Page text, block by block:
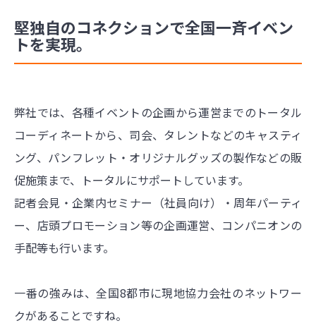
堅独自のコネクションで全国一斉イベン
トを実現。
弊社では、各種イベントの企画から運営までのトータル
コーディネートから、司会、タレントなどのキャスティ
ング、パンフレット・オリジナルグッズの製作などの販
促施策まで、トータルにサポートしています。
記者会見・企業内セミナー（社員向け）・周年パーティ
ー、店頭プロモーション等の企画運営、コンパニオンの
手配等も行います。
一番の強みは、全国8都市に現地協力会社のネットワー
クがあることですね。